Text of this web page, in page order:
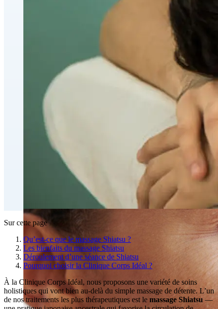
CoolSculpting® Perte de graisse par contournage
corporel
Traitement injectable du double menton
Emsculpt NEO® Perte de gras par contournage du
corps
Slimwave Montreal Contournage
Contournement avec Venus Bliss MAX™ à Montréal |
Clinique Ideal Body
Sur cette page
Qu’est-ce que le massage Shiatsu ?
Les bienfaits du massage Shiatsu
Déroulement d’une séance de Shiatsu
Pourquoi choisir la Clinique Corps Idéal ?
À la Clinique Corps Idéal, nous proposons une variété de soins
holistiques qui vont bien au-delà du simple massage de détente. L’un
de nos traitements les plus thérapeutiques est le massage Shiatsu —